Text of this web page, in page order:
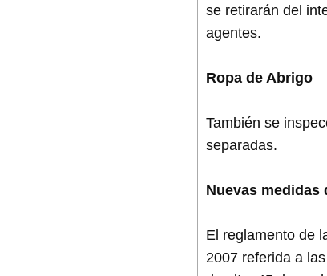
se retirarán del
agentes.
Ropa de Abrigo
También se
separadas.
Nuevas medidas
El reglamento de
2007 referida a